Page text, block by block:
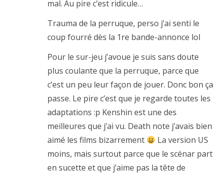
mal. Au pire c’est ridicule…
Trauma de la perruque, perso j’ai senti le
coup fourré dès la 1re bande-annonce lol
Pour le sur-jeu j’avoue je suis sans doute
plus coulante que la perruque, parce que
c’est un peu leur façon de jouer. Donc bon ça
passe. Le pire c’est que je regarde toutes les
adaptations :p Kenshin est une des
meilleures que j’ai vu. Death note j’avais bien
aimé les films bizarrement
La version US
moins, mais surtout parce que le scénar part
en sucette et que j’aime pas la tête de